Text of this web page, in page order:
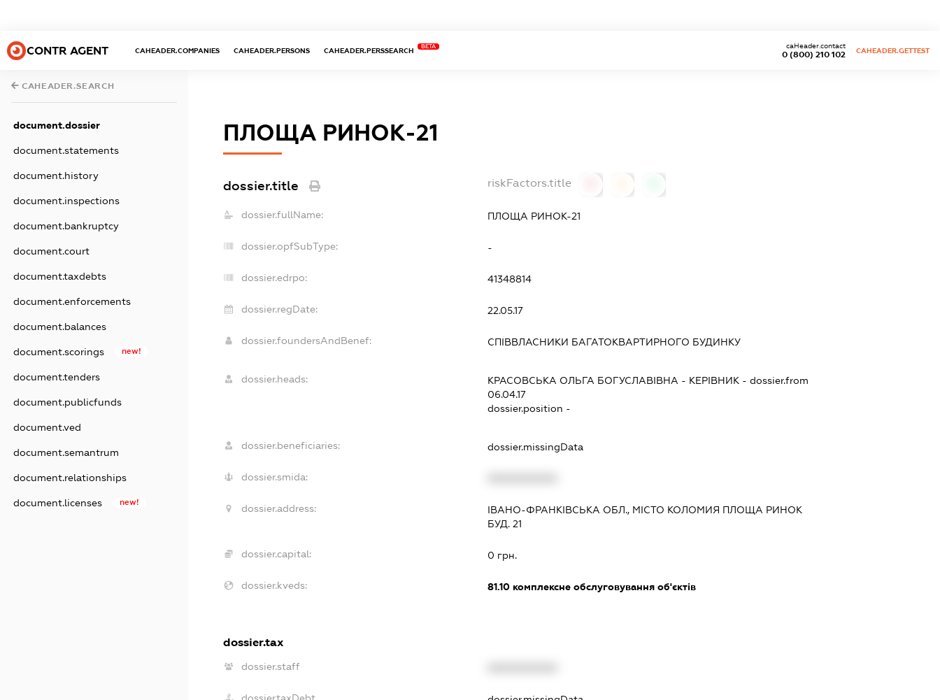
CONTR AGENT CAHEADER.COMPANIES CAHEADER.PERSONS CAHEADER.PERSSEARCH
BETA
0 (800) 210 102
caHeader.contact
CAHEADER.GETTEST
CAHEADER.SEARCH
document.dossier
document.statements
document.history
document.inspections
document.bankruptcy
document.court
document.taxdebts
document.enforcements
document.balances
document.scorings new!
document.tenders
document.publicfunds
document.ved
document.semantrum
document.relationships
document.licenses new!
ПЛОЩА РИНОК-21
dossier.title riskFactors.title
dossier.fullName: ПЛОЩА РИНОК-21
dossier.opfSubType: -
dossier.edrpo: 41348814
dossier.regDate: 22.05.17
dossier.foundersAndBenef: СПІВВЛАСНИКИ БАГАТОКВАРТИРНОГО БУДИНКУ
dossier.heads: КРАСОВСЬКА ОЛЬГА БОГУСЛАВІВНА - КЕРІВНИК - dossier.from
06.04.17
dossier.position -
dossier.beneficiaries: dossier.missingData
dossier.smida:
dossier.address:
ІВАНО-ФРАНКІВСЬКА ОБЛ., МІСТО КОЛОМИЯ ПЛОЩА РИНОК
БУД. 21
dossier.capital: 0 грн.
dossier.kveds: 81.10 комплексне обслуговування об'єктів
dossier.tax
dossier.staff
dossier.taxDebt